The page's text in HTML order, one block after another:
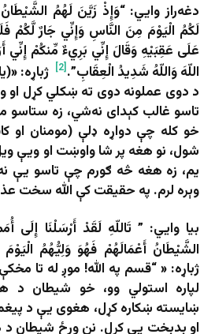
دغه‌راز وايي: “وَإِذْ زَيَّنَ لَهُمُ
لَكُمُ الْيَوْمَ مِنَ النَّاسِ وَإِنِّي جَارٌ لَّكُمْ
عَلَى عَقِبَيْهِ وَقَالَ إِنِّي بَرِيءٌ مِّنكُمْ إِنِّي
اللّهَ وَاللّهُ شَدِيدُ الْعِقَابِ”. [2]
ژباړه:
د دوی عملونه دوی ته ښکلي کړل
تاسو غالب کېدای نه‌شي، زه ستاسو
خو کله چې دواړه ډلې (مومنان او
شول، نو هغه پر شا واوښت او ویې
یم، زه هغه څه ګورم چې تاسو یې
وېره لرم. په حقیقت کې الله سخت
بیا وايي: ” تَاللّهِ لَقَدْ أَرْسَلْنَا
الشَّيْطَانُ أَعْمَالَهُمْ فَهُوَ وَلِيُّهُمُ
ژباړه: « “قسم په الله! موږ له تا
لپاره استولي وو، خو شیطان د
ښایسته ښکاره کړل، هغوی یې د
او بدبخت یې کړل. نن ورځ شیطان